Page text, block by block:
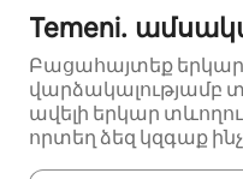
Temeni․
Բացահայտեք
վարձակալությամբ
ավելի երկար
որտեղ ձեզ կզգաք